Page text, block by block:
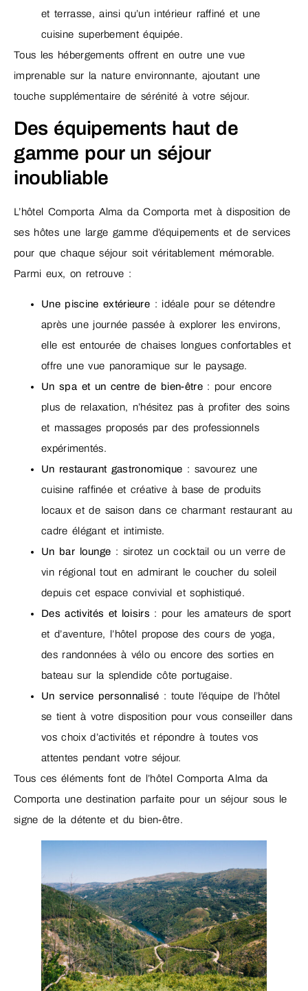
et terrasse, ainsi qu’un intérieur raffiné et une
cuisine superbement équipée.
Tous les hébergements offrent en outre une vue
imprenable sur la nature environnante, ajoutant une
touche supplémentaire de sérénité à votre séjour.
Des équipements haut de
gamme pour un séjour
inoubliable
L’hôtel Comporta Alma da Comporta met à disposition de
ses hôtes une large gamme d’équipements et de services
pour que chaque séjour soit véritablement mémorable.
Parmi eux, on retrouve :
Une piscine extérieure : idéale pour se détendre
après une journée passée à explorer les environs,
elle est entourée de chaises longues confortables et
offre une vue panoramique sur le paysage.
Un spa et un centre de bien-être: pour encore
plus de relaxation, n’hésitez pas à profiter des soins
et massages proposés par des professionnels
expérimentés.
Un restaurant gastronomique : savourez une
cuisine raffinée et créative à base de produits
locaux et de saison dans ce charmant restaurant au
cadre élégant et intimiste.
Un bar lounge : sirotez un cocktail ou un verre de
vin régional tout en admirant le coucher du soleil
depuis cet espace convivial et sophistiqué.
Des activités et loisirs : pour les amateurs de sport
et d’aventure, l’hôtel propose des cours de yoga,
des randonnées à vélo ou encore des sorties en
bateau sur la splendide côte portugaise.
Un service personnalisé : toute l’équipe de l’hôtel
se tient à votre disposition pour vous conseiller dans
vos choix d’activités et répondre à toutes vos
attentes pendant votre séjour.
Tous ces éléments font de l’hôtel Comporta Alma da
Comporta une destination parfaite pour un séjour sous le
signe de la détente et du bien-être.